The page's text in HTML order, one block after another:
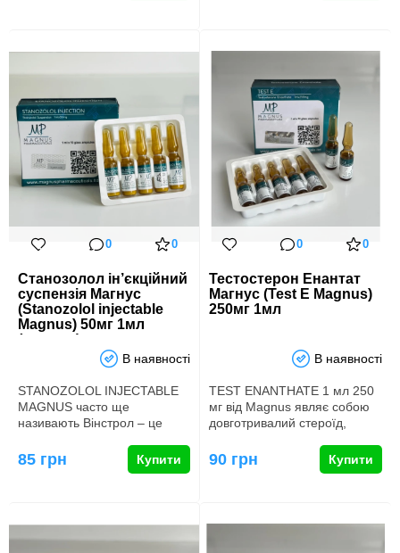
0 0
Станозолол ін’єкційний
суспензія Магнус
(Stanozolol injectable
Magnus) 50мг 1мл
(ампули)
В наявності
STANOZOLOL INJECTABLE
MAGNUS часто ще
називають Вінстрол – це
назва препарату …
85 грн Купити
0 0
Тестостерон Енантат
Магнус (Test E Magnus)
250мг 1мл
В наявності
TEST ENANTHATE 1 мл 250
мг від Magnus являє собою
довготривалий стероїд,
…
90 грн Купити